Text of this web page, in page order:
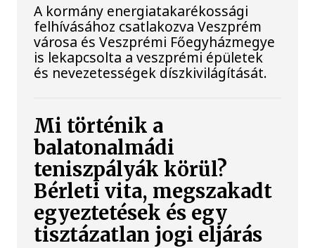
A kormány energiatakarékossági
felhívásához csatlakozva Veszprém
városa és Veszprémi Főegyházmegye
is lekapcsolta a veszprémi épületek
és nevezetességek díszkivilágítását.
Mi történik a
balatonalmádi
teniszpályák körül?
Bérleti vita, megszakadt
egyeztetések és egy
tisztázatlan jogi eljárás